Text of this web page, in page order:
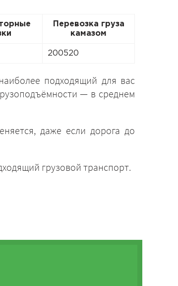
Перевозка груза
камазом
200520
подходящий для вас
— в среднем
даже если дорога до
грузовой транспорт.